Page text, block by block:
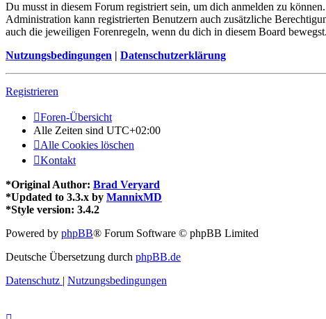
Du musst in diesem Forum registriert sein, um dich anmelden zu
Administration kann registrierten Benutzern auch zusätzliche
auch die jeweiligen Forenregeln, wenn du dich in diesem Board bewegst.
Nutzungsbedingungen | Datenschutzerklärung
Registrieren
Foren-Übersicht
Alle Zeiten sind UTC+02:00
Alle Cookies löschen
Kontakt
*Original Author: Brad Veryard
*Updated to 3.3.x by MannixMD
*Style version: 3.4.2
Powered by phpBB® Forum Software © phpBB Limited
Deutsche Übersetzung durch phpBB.de
Datenschutz | Nutzungsbedingungen